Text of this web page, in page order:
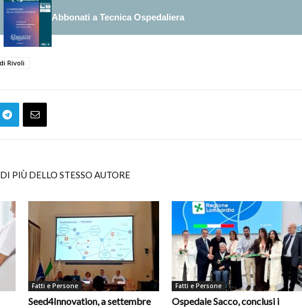
Abbonati a Tecnica Ospedaliera
Rivoli
DI PIÙ DELLO STESSO AUTORE
Fatti e Persone
Seed4Innovation, a settembre
Fatti e Persone
Ospedale Sacco, conclusi i